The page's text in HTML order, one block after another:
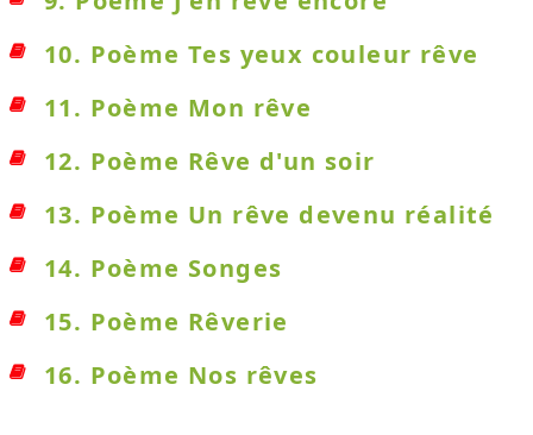
10. Poème Tes yeux couleur rêve
11. Poème Mon rêve
12. Poème Rêve d'un soir
13. Poème Un rêve devenu réalité
14. Poème Songes
15. Poème Rêverie
16. Poème Nos rêves